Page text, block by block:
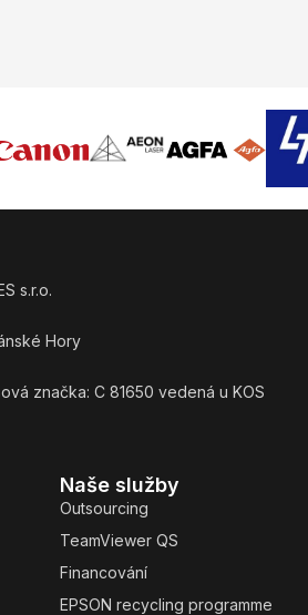
Naše služby
Outsourcing
TeamViewer QS
Financování
EPSON recycling programme
s.r.o.
Hory
značka: C 81650 vedená u KOS